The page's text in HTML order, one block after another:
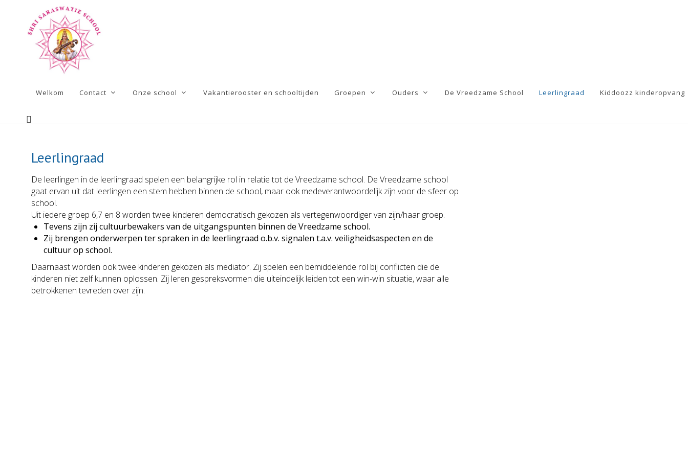
Welkom Contact Onze school Vakantierooster en schooltijden Groepen Ouders De Vreedzame School Leerlingraad Kiddoozz kinderopvang
Leerlingraad
De leerlingen in de leerlingraad spelen een belangrijke rol in relatie tot de Vreedzame school. De Vreedzame school
gaat ervan uit dat leerlingen een stem hebben binnen de school, maar ook medeverantwoordelijk zijn voor de sfeer op
school.
Uit iedere groep 6,7 en 8 worden twee kinderen democratisch gekozen als vertegenwoordiger van zijn/haar groep.
Tevens zijn zij cultuurbewakers van de uitgangspunten binnen de Vreedzame school.
Zij brengen onderwerpen ter spraken in de leerlingraad o.b.v. signalen t.a.v. veiligheidsaspecten en de
cultuur op school.
Daarnaast worden ook twee kinderen gekozen als mediator. Zij spelen een bemiddelende rol bij conflicten die de
kinderen niet zelf kunnen oplossen. Zij leren gespreksvormen die uiteindelijk leiden tot een win-win situatie, waar alle
betrokkenen tevreden over zijn.